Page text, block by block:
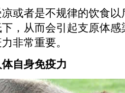
或者是不规律的饮食
，从而会引起支原体
非常重要。
自身免疫力